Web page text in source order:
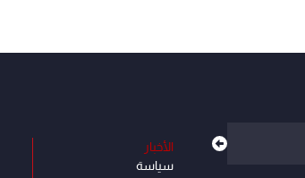
الأخبار
سياسة